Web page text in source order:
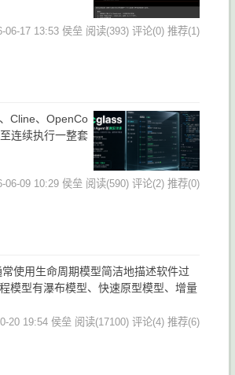
06-17 13:53 侯垒 阅读(393) 评论(0) 推荐(1)
Cline、OpenCo
连续执行一整套
06-09 10:29 侯垒 阅读(590) 评论(2) 推荐(0)
使用生命周期模型简洁地描述软件过
模型有瀑布模型、快速原型模型、增量
20 19:54 侯垒 阅读(17100) 评论(4) 推荐(6)